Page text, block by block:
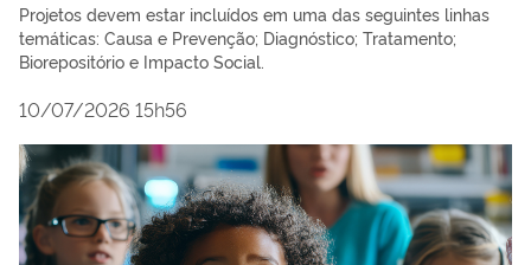
Projetos devem estar incluídos em uma das seguintes linhas
temáticas: Causa e Prevenção; Diagnóstico; Tratamento;
Biorepositório e Impacto Social.
10/07/2026 15h56